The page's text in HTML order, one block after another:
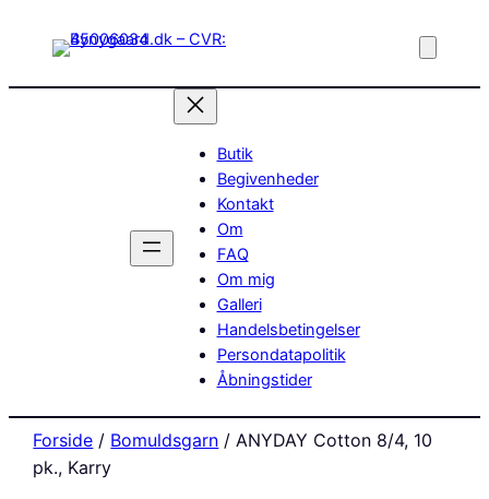
Butik
Begivenheder
Kontakt
Om
FAQ
Om mig
Galleri
Handelsbetingelser
Persondatapolitik
Åbningstider
Forside / Bomuldsgarn / ANYDAY Cotton 8/4, 10
pk., Karry